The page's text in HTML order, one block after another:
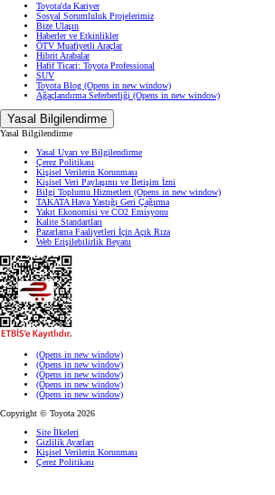
Toyota'da Kariyer
Sosyal Sorumluluk Projelerimiz
Bize Ulaşın
Haberler ve Etkinlikler
ÖTV Muafiyetli Araçlar
Hibrit Arabalar
Hafif Ticari: Toyota Professional
SUV
Toyota Blog (Opens in new window)
Ağaçlandırma Seferberliği (Opens in new window)
Yasal Bilgilendirme
Yasal Bilgilendirme
Yasal Uyarı ve Bilgilendirme
Çerez Politikası
Kişisel Verilerin Korunması
Kişisel Veri Paylaşımı ve İletişim İzni
Bilgi Toplumu Hizmetleri (Opens in new window)
TAKATA Hava Yastığı Geri Çağırma
Yakıt Ekonomisi ve CO2 Emisyonu
Kalite Standartları
Pazarlama Faaliyetleri İçin Açık Rıza
Web Erişilebilirlik Beyanı
(Opens in new window)
(Opens in new window)
(Opens in new window)
(Opens in new window)
(Opens in new window)
Copyright © Toyota 2026
Site İlkeleri
Gizlilik Ayarları
Kişisel Verilerin Korunması
Çerez Politikası